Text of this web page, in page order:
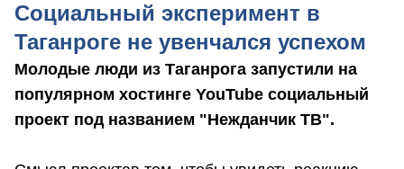
Социальный эксперимент в
Таганроге не увенчался успехом
Молодые люди из Таганрога запустили на
популярном хостинге YouTube социальный
проект под названием "Нежданчик ТВ".